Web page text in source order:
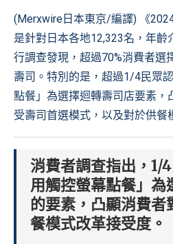
(Merxwire日本東京/編譯) 《
是針對日本各地12,323名，年
行調查發現，超過70%消費者選
壽司。特別的是，超過1/4民眾
點餐」為選擇迴轉壽司店要素，
受壽司首選模式，以及對於供餐
消費者調查指出，1/
用觸控螢幕點餐」為
的要素，凸顯消費者
餐模式改革接受度。